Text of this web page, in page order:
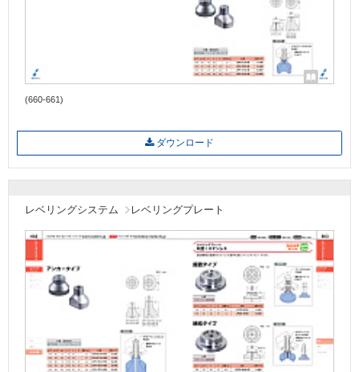
(660-661)
ダウンロード
レベリングシステム レベリングプレート